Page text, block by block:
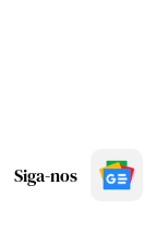
Siga-nos